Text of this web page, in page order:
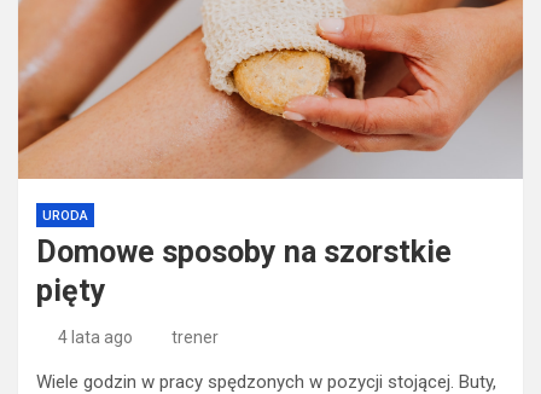
URODA
Domowe sposoby na szorstkie
pięty
4 lata ago trener
Wiele godzin w pracy spędzonych w pozycji stojącej. Buty,